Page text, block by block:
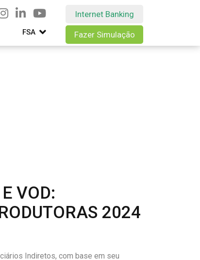
FSA
Internet Banking
Fazer Simulação
VOD:
2024
Indiretos, com base em seu